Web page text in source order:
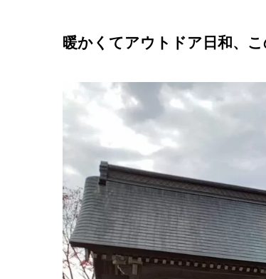
暖かくてアウトドア日和、